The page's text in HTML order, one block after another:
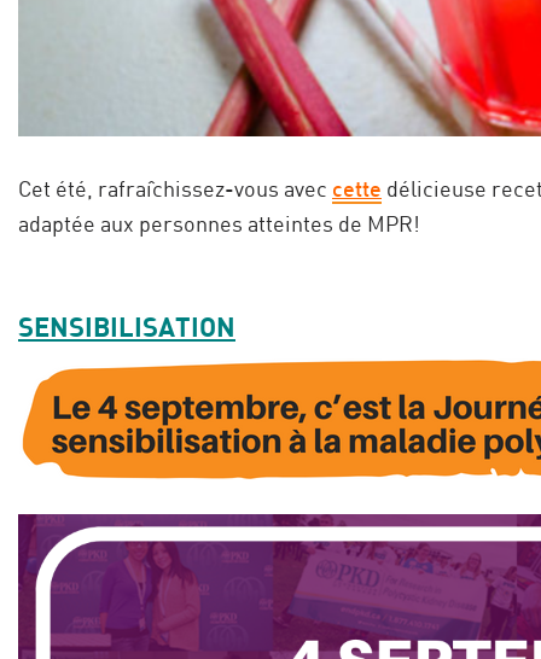
Cet été, rafraîchissez-vous avec cette délicieuse
adaptée aux personnes atteintes de MPR!
SENSIBILISATION